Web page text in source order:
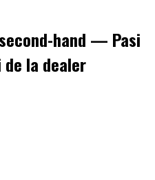
hand — Pasi
la dealer